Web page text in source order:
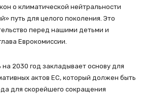
о климатической нейтральности
путь для целого поколения. Это
перед нашими детьми и
Еврокомиссии.
2030 год закладывает основу для
актов ЕС, который должен быть
для скорейшего сокращения